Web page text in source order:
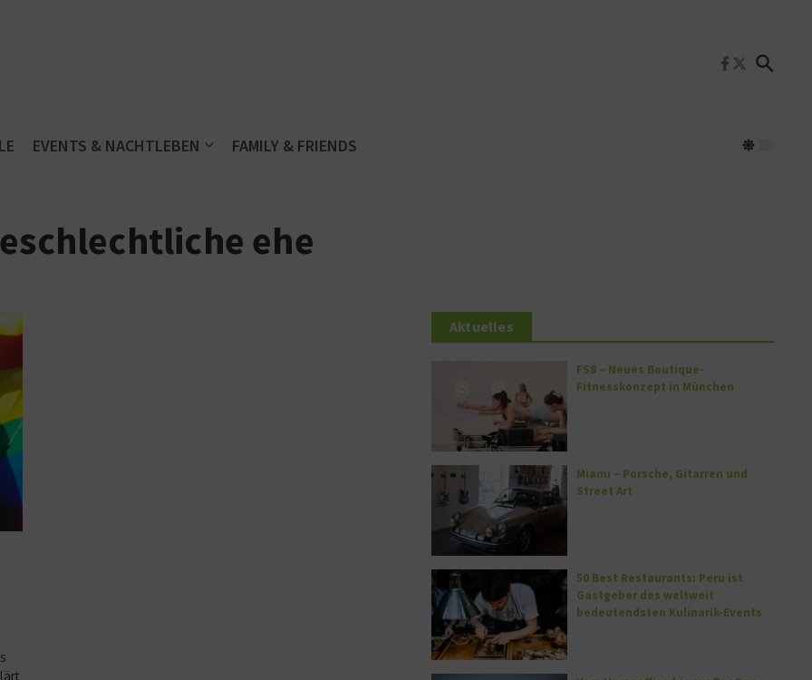
EVENTS & NACHTLEBEN FAMILY & FRIENDS
ehe
Aktuelles
FS8 – Neues Boutique-
Fitnesskonzept in München
Miami – Porsche, Gitarren und
Street Art
50 Best Restaurants: Peru ist
Gastgeber des weltweit
bedeutendsten Kulinarik-Events